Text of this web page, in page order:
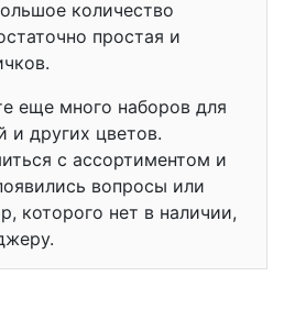
количество
простая и
еще много наборов для
и других цветов.
с ассортиментом и
вопросы или
которого нет в наличии,